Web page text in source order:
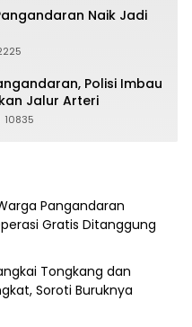
Naik Jadi
Polisi Imbau
Jalur Arteri
10835
Pangandaran
Gratis Ditanggung
Tongkang dan
Soroti Buruknya